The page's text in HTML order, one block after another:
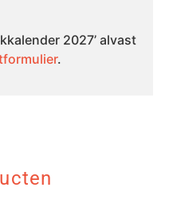
2027’ alvast
.